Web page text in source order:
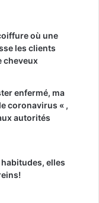
où une
les clients
cheveux
enfermé, ma
coronavirus « ,
autorités
elles